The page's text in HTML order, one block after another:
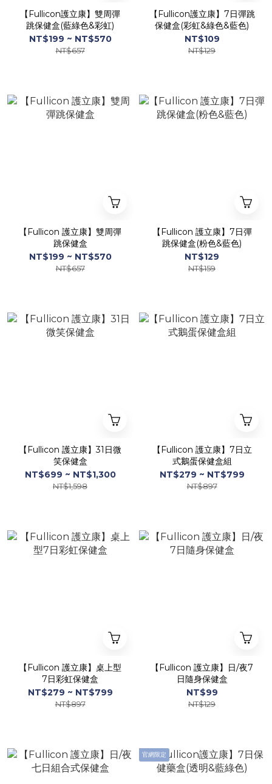
【Fullicon護立康】雙周彈
跳保健盒(藍綠色&彩虹)
NT$199 ~ NT$570
NT$657
【Fullicon護立康】7日彈跳
保健盒(彩虹&綠色&藍色)
NT$109
NT$129
【Fullicon 護立康】雙周彈
跳保健盒
NT$199 ~ NT$570
NT$657
【Fullicon 護立康】7日彈
跳保健盒(粉色&藍色)
NT$129
NT$159
【Fullicon 護立康】31日微
笑保健盒
NT$699 ~ NT$1,300
NT$1,598
【Fullicon 護立康】7日立
式鵝蛋保健盒組
NT$279 ~ NT$799
NT$897
【Fullicon 護立康】桌上型
7日彩虹保健盒
NT$279 ~ NT$799
NT$897
【Fullicon 護立康】日/夜7
日隨身保健盒
NT$99
NT$129
官網限定